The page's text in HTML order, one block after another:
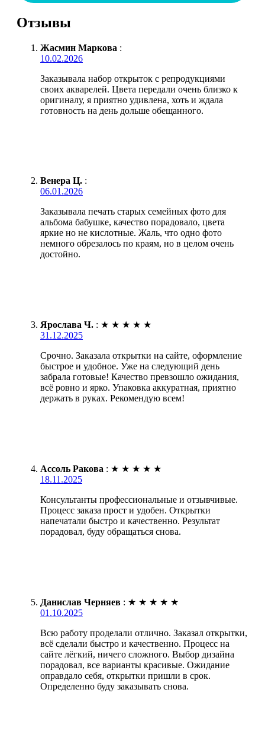
Отзывы
Жасмин Маркова :
10.02.2026
Заказывала набор открыток с репродукциями
своих акварелей. Цвета передали очень близко к
оригиналу, я приятно удивлена, хоть и ждала
готовность на день дольше обещанного.
Венера Ц. :
06.01.2026
Заказывала печать старых семейных фото для
альбома бабушке, качество порадовало, цвета
яркие но не кислотные. Жаль, что одно фото
немного обрезалось по краям, но в целом очень
достойно.
Ярослава Ч. : ★ ★ ★ ★ ★
31.12.2025
Срочно. Заказала открытки на сайте, оформление
быстрое и удобное. Уже на следующий день
забрала готовые! Качество превзошло ожидания,
всё ровно и ярко. Упаковка аккуратная, приятно
держать в руках. Рекомендую всем!
Ассоль Ракова : ★ ★ ★ ★ ★
18.11.2025
Консультанты профессиональные и отзывчивые.
Процесс заказа прост и удобен. Открытки
напечатали быстро и качественно. Результат
порадовал, буду обращаться снова.
Данислав Черняев : ★ ★ ★ ★ ★
01.10.2025
Всю работу проделали отлично. Заказал открытки,
всё сделали быстро и качественно. Процесс на
сайте лёгкий, ничего сложного. Выбор дизайна
порадовал, все варианты красивые. Ожидание
оправдало себя, открытки пришли в срок.
Определенно буду заказывать снова.